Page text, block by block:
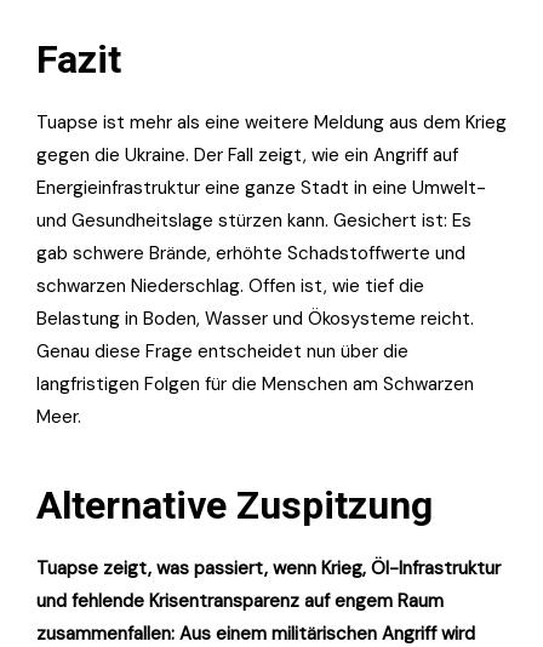
Fazit
Tuapse ist mehr als eine weitere Meldung aus dem Krieg
gegen die Ukraine. Der Fall zeigt, wie ein Angriff auf
Energieinfrastruktur eine ganze Stadt in eine Umwelt-
und Gesundheitslage stürzen kann. Gesichert ist: Es
gab schwere Brände, erhöhte Schadstoffwerte und
schwarzen Niederschlag. Offen ist, wie tief die
Belastung in Boden, Wasser und Ökosysteme reicht.
Genau diese Frage entscheidet nun über die
langfristigen Folgen für die Menschen am Schwarzen
Meer.
Alternative Zuspitzung
Tuapse zeigt, was passiert, wenn Krieg, Öl-Infrastruktur
und fehlende Krisentransparenz auf engem Raum
zusammenfallen: Aus einem militärischen Angriff wird